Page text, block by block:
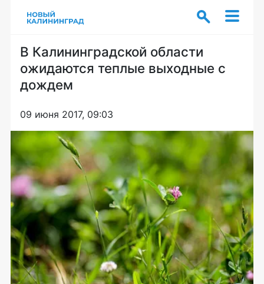
В Калининградской области
ожидаются теплые выходные с
дождем
09 июня 2017, 09:03